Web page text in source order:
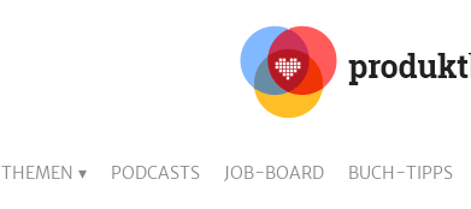
THEMEN PODCASTS JOB-BOARD BUCH-TIPPS